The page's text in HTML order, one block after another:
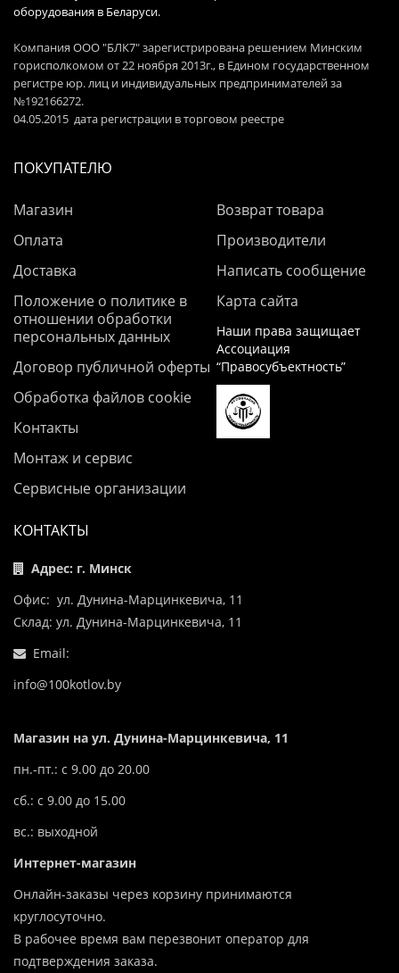
оборудования в Беларуси.
Компания ООО "БЛК7" зарегистрирована решением Минским
горисполкомом от 22 ноября 2013г., в Едином государственном
регистре юр. лиц и индивидуальных предпринимателей за
№192166272.
04.05.2015 дата регистрации в торговом реестре
ПОКУПАТЕЛЮ
Магазин
Оплата
Доставка
Положение о политике в
отношении обработки
персональных данных
Договор публичной оферты
Обработка файлов cookie
Контакты
Монтаж и сервис
Сервисные организации
Возврат товара
Производители
Написать сообщение
Карта сайта
Наши права защищает
Ассоциация
“Правосубъектность”
КОНТАКТЫ
Адрес: г. Минск
Офис: ул. Дунина-Марцинкевича, 11
Склад: ул. Дунина-Марцинкевича, 11
Email:
info@100kotlov.by
Магазин на ул. Дунина-Марцинкевича, 11
пн.-пт.: с 9.00 до 20.00
сб.: с 9.00 до 15.00
вс.: выходной
Интернет-магазин
Онлайн-заказы через корзину принимаются
круглосуточно.
В рабочее время вам перезвонит оператор для
подтверждения заказа.